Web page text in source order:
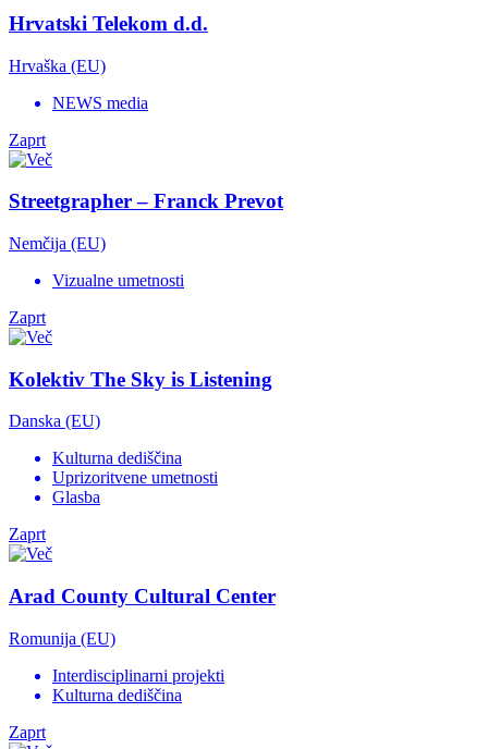
Hrvatski Telekom d.d.
Hrvaška (EU)
NEWS media
Zaprt
Streetgrapher – Franck Prevot
Nemčija (EU)
Vizualne umetnosti
Zaprt
Kolektiv The Sky is Listening
Danska (EU)
Kulturna dediščina
Uprizoritvene umetnosti
Glasba
Zaprt
Arad County Cultural Center
Romunija (EU)
Interdisciplinarni projekti
Kulturna dediščina
Zaprt